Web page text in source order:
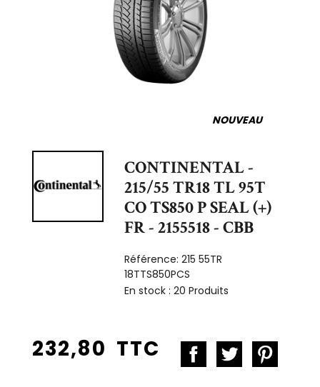
NOUVEAU
CONTINENTAL -
215/55 TR18 TL 95T
CO TS850 P SEAL (+)
FR - 2155518 - CBB
Référence:215 55TR
18TTS850PCS
En stock :20 Produits
232,80 TTC